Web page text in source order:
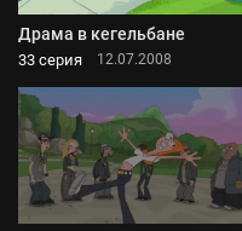
Драма в кегельбане
33 серия 12.07.2008